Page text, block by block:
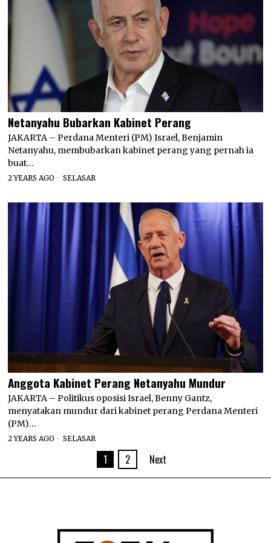
Netanyahu Bubarkan Kabinet Perang
JAKARTA – Perdana Menteri (PM) Israel, Benjamin
Netanyahu, membubarkan kabinet perang yang pernah ia
buat…
2 YEARS AGO SELASAR
Anggota Kabinet Perang Netanyahu Mundur
JAKARTA – Politikus oposisi Israel, Benny Gantz,
menyatakan mundur dari kabinet perang Perdana Menteri
(PM)…
2 YEARS AGO SELASAR
1 2 Next